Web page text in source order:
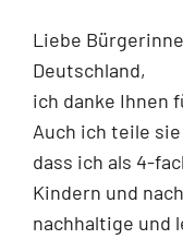
Liebe
Deutschland,
ich danke Ihnen
Auch ich teile
dass ich als 4-
Kindern und
nachhaltige und